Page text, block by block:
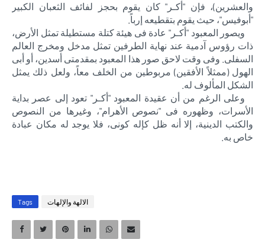
والعشرين)، فإن "أكـر" كان يقوم بحجز لفائف الثعبان الكبير
"أبوفيس"، حيث يقوم بتقطيعه إرباً.
ويصور المعبود "أكـر" عادة فى هيئة كتلة مستطيلة تمثل الأرض،
ذات رؤوس آدمية عند نهاية الطرفين تمثل مدخل ومخرج العالم
السفلى. وفى وقت لاحق صور هذا المعبود بمقدمتى أسدين، أو أبى
الهول (ممثلاً الأفقين) مربوطين من الخلف معاً، ولعل ذلك يمثل
الشكل المألوف له.
وعلى الرغم من أن عقيدة المعبود "أكـر" تعود إلى عصر بداية
الأسرات، وظهوره فى "نصوص الأهرام"، وغيرها من النصوص
والكتب الدينية، إلا أنه ظل كإله كونى، فلا يوجد له مكان عبادة
خاص به.
Tags الالهة والإلهات